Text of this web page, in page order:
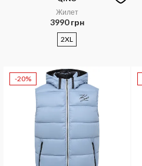
Жилет
3990 грн
2XL
-20%